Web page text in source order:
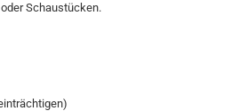
Schaustücken.